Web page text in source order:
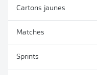
Cartons jaunes
Matches
Sprints